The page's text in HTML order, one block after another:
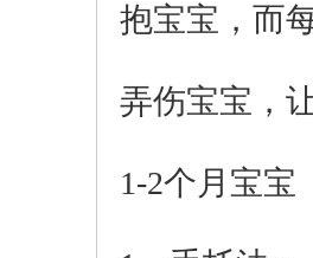
抱宝宝，而
弄伤宝宝，
1-2个月宝宝